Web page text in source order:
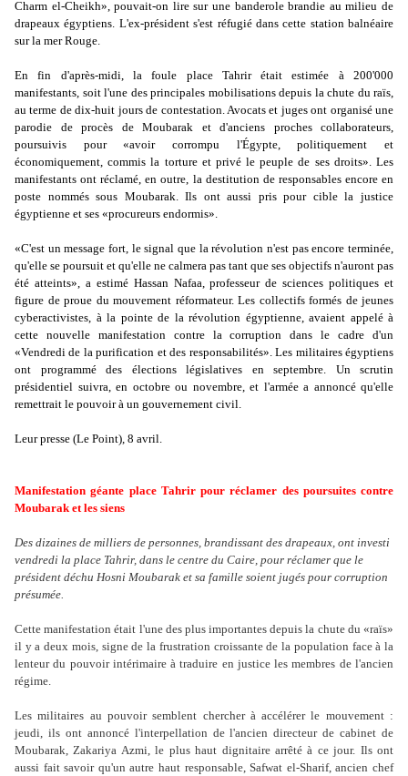
Charm el-Cheikh», pouvait-on lire sur une banderole brandie au milieu de
drapeaux égyptiens. L'ex-président s'est réfugié dans cette station balnéaire
sur la mer Rouge.
En fin d'après-midi, la foule place Tahrir était estimée à 200'000
manifestants, soit l'une des principales mobilisations depuis la chute du raïs,
au terme de dix-huit jours de contestation. Avocats et juges ont organisé une
parodie de procès de Moubarak et d'anciens proches collaborateurs,
poursuivis pour «avoir corrompu l'Égypte, politiquement et
économiquement, commis la torture et privé le peuple de ses droits». Les
manifestants ont réclamé, en outre, la destitution de responsables encore en
poste nommés sous Moubarak. Ils ont aussi pris pour cible la justice
égyptienne et ses «procureurs endormis».
«C'est un message fort, le signal que la révolution n'est pas encore terminée,
qu'elle se poursuit et qu'elle ne calmera pas tant que ses objectifs n'auront pas
été atteints», a estimé Hassan Nafaa, professeur de sciences politiques et
figure de proue du mouvement réformateur. Les collectifs formés de jeunes
cyberactivistes, à la pointe de la révolution égyptienne, avaient appelé à
cette nouvelle manifestation contre la corruption dans le cadre d'un
«Vendredi de la purification et des responsabilités». Les militaires égyptiens
ont programmé des élections législatives en septembre. Un scrutin
présidentiel suivra, en octobre ou novembre, et l'armée a annoncé qu'elle
remettrait le pouvoir à un gouvernement civil.
Leur presse (Le Point), 8 avril.
Manifestation géante place Tahrir pour réclamer des poursuites contre
Moubarak et les siens
Des dizaines de milliers de personnes, brandissant des drapeaux, ont investi
vendredi la place Tahrir, dans le centre du Caire, pour réclamer que le
président déchu Hosni Moubarak et sa famille soient jugés pour corruption
présumée.
Cette manifestation était l'une des plus importantes depuis la chute du «raïs»
il y a deux mois, signe de la frustration croissante de la population face à la
lenteur du pouvoir intérimaire à traduire en justice les membres de l'ancien
régime.
Les militaires au pouvoir semblent chercher à accélérer le mouvement :
jeudi, ils ont annoncé l'interpellation de l'ancien directeur de cabinet de
Moubarak, Zakariya Azmi, le plus haut dignitaire arrêté à ce jour. Ils ont
aussi fait savoir qu'un autre haut responsable, Safwat el-Sharif, ancien chef